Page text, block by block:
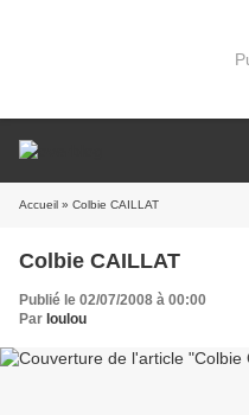
Accueil » Colbie CAILLAT
Colbie CAILLAT
Publié le 02/07/2008 à 00:00
Par loulou